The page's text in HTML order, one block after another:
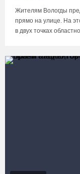
Жителям Вологды
прямо на улице. На
в двух точках